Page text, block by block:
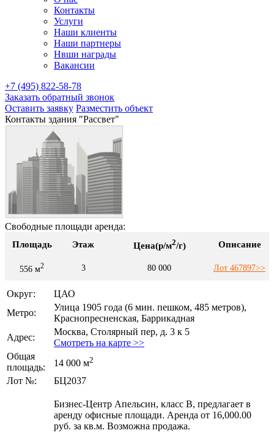
Контакты
Услуги
Наши клиенты
Наши партнеры
Нвши награды
Вакансии
+7 (495) 822-58-78
Заказать обратный звонок
Оставить заявку Разместить объект
Контакты здания "Рассвет"
Свободные площади аренда:
Площадь Этаж Цена(р/м2/г) Описание
556 м2 3 80 000 Лот 467897>>
Округ:
ЦАО
Метро:
Улица 1905 года (6 мин. пешком, 485 метров),
Краснопресненская, Баррикадная
Адрес:
Москва, Столярный пер, д. 3 к 5
Смотреть на карте >>
Общая
площадь:
14 000 м2
Лот №: БЦ2037
Бизнес-Центр Апельсин, класс В, предлагает в
аренду офисные площади. Аренда от 16,000.00
руб. за кв.м. Возможна продажа.